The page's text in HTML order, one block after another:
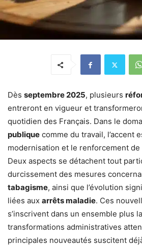
Dès septembre 2025, plusieurs
entreront en vigueur et
quotidien des Français. Dans le
publique comme du travail, l’accent
modernisation et le renforcement de
Deux aspects se détachent tout
durcissement des mesures
tabagisme, ainsi que l’évolution
liées aux arrêts maladie. Ces
s’inscrivent dans un ensemble plus
transformations administratives
principales nouveautés suscitent